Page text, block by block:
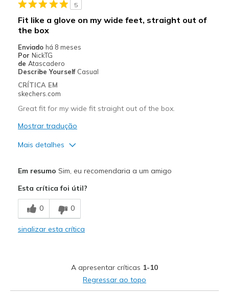
Width
Feels true to width
Sizing
Feels true to size
5
Fit like a glove on my wide feet, straight out of
the box
Enviado há 8 meses
Por NickTG
de Atascadero
Describe Yourself Casual
CRÍTICA EM
skechers.com
Great fit for my wide fit straight out of the box.
Mostrar tradução
Mais detalhes
Comfortable
Stylish
Feels true to width
Sizing
Feels true to size
Em resumo Sim, eu recomendaria a um amigo
Esta crítica foi útil?
0 0
sinalizar esta crítica
A apresentar críticas 1-10
Regressar ao topo